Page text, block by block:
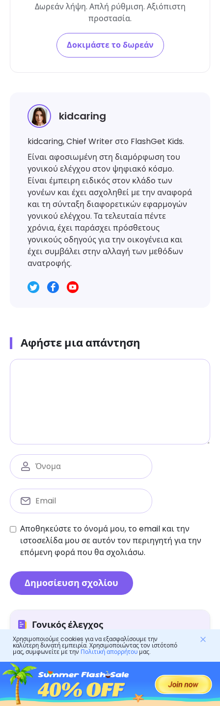
Δωρεάν λήψη. Απλή ρύθμιση. Αξιόπιστη
προστασία.
Δοκιμάστε το δωρεάν
kidcaring
kidcaring, Chief Writer στο FlashGet Kids.
Είναι αφοσιωμένη στη διαμόρφωση του
γονικού ελέγχου στον ψηφιακό κόσμο.
Είναι έμπειρη ειδικός στον κλάδο των
γονέων και έχει ασχοληθεί με την αναφορά
και τη σύνταξη διαφορετικών εφαρμογών
γονικού ελέγχου. Τα τελευταία πέντε
χρόνια, έχει παράσχει πρόσθετους
γονικούς οδηγούς για την οικογένεια και
έχει συμβάλει στην αλλαγή των μεθόδων
ανατροφής.
Αφήστε μια απάντηση
Αποθηκεύστε το όνομά μου, το email και την
ιστοσελίδα μου σε αυτόν τον περιηγητή για την
επόμενη φορά που θα σχολιάσω.
Γονικός έλεγχος
Είναι Holla ασφαλές για τυχαία συνομιλία μέσω
βίντεο: μια τελική κριτική
Ανασκόπηση εφαρμογών Scoopz: Χαρακτηριστικά,
ασφάλεια και εφαρμογές όπως το Scoopz
Είναι Y99 Chat Safe: Οδηγός πλήρους
Χρησιμοποιούμε cookies για να εξασφαλίσουμε την
καλύτερη δυνατή εμπειρία. Χρησιμοποιώντας τον ιστότοπό
μας, συμφωνείτε με την Πολιτική απορρήτουμας.